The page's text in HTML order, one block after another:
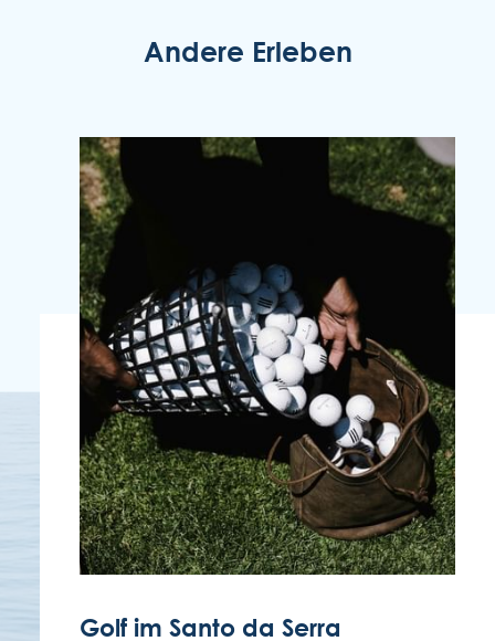
datenschutzrichtlinie
ENOTEL LIDO
Rua Simplício dos Passos Gouveia, 29.
9004-576 Funchal
Região Autónoma da Madeira - Portugal
COOKIES
Andere Erleben
Golf im Santo da Serra